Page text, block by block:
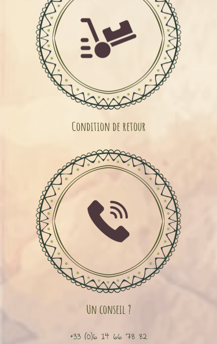
Condition de retour
Un conseil ?
+33 (0)6 14 66 78 82